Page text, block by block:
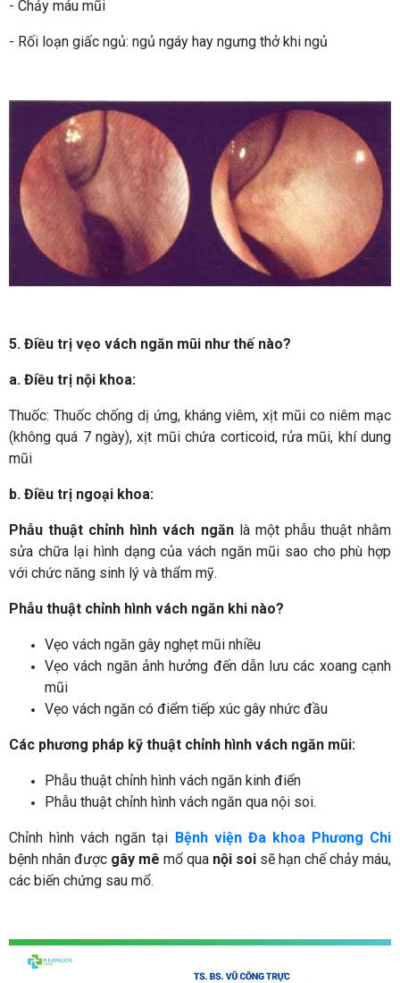
- Chảy máu mũi
- Rối loạn giấc ngủ: ngủ ngáy hay ngưng thở khi ngủ
5. Điều trị vẹo vách ngăn mũi như thế nào?
a. Điều trị nội khoa:
Thuốc: Thuốc chống dị ứng, kháng viêm, xịt mũi co niêm mạc
(không quá 7 ngày), xịt mũi chứa corticoid, rửa mũi, khí dung
mũi
b. Điều trị ngoại khoa:
Phẫu thuật chỉnh hình vách ngănlà một phẫu thuật nhằm
sửa chữa lại hình dạng của vách ngăn mũi sao cho phù hợp
với chức năng sinh lý và thẩm mỹ.
Phẫu thuật chỉnh hình vách ngăn khi nào?
Vẹo vách ngăn gây nghẹt mũi nhiều
Vẹo vách ngăn ảnh hưởng đến dẫn lưu các xoang cạnh
mũi
Vẹo vách ngăn có điểm tiếp xúc gây nhức đầu
Các phương pháp kỹ thuật chỉnh hình vách ngăn mũi:
Phẫu thuật chỉnh hình vách ngăn kinh điển
Phẫu thuật chỉnh hình vách ngăn qua nội soi.
Chỉnh hình vách ngăn tại Bệnh viện Đa khoa Phương Chi
bệnh nhân được gây mê mổ qua nội soi sẽ hạn chế chảy máu,
các biến chứng sau mổ.